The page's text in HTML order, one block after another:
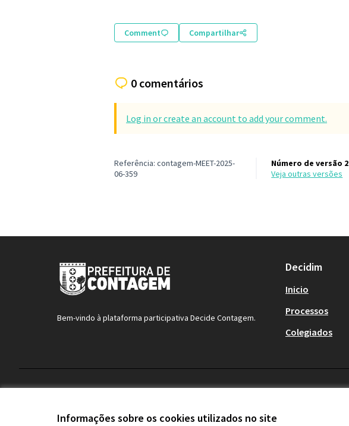
Informações sobre os cookies utilizados no site
Comment Compartilhar
0 comentários
Log in or create an account to add your comment.
Referência: contagem-MEET-2025-
06-359
Número de versão 2
veja outras versões
Bem-vindo à plataforma participativa Decide Contagem.
Decidim
Inicio
Processos
Colegiados